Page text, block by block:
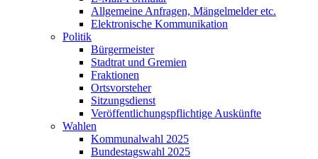
Allgemeine Anfragen, Mängelmelder etc.
Elektronische Kommunikation
Politik
Bürgermeister
Stadtrat und Gremien
Fraktionen
Ortsvorsteher
Sitzungsdienst
Veröffentlichungspflichtige Auskünfte
Wahlen
Kommunalwahl 2025
Bundestagswahl 2025